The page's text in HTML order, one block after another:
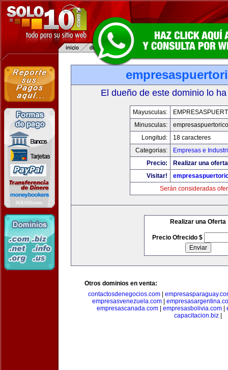
El dueño de este dominio lo
Mayusculas:
Minusculas:
Longitud:
18 caracteres
Categorias:
Empresas e
Precio:
Realizar una
Visitar!
Serán consideradas
Realizar una Oferta
Precio Ofrecido $
Otros dominios en venta:
contactosdenegocios.com
empresasvenezuela.com|
empresascanada.com| empresasbolivia.com|
capacitacion.biz